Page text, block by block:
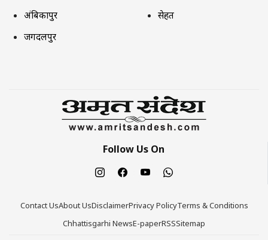
अंबिकापुर
जगदलपुर
सेहत
Follow Us On
Contact UsAbout UsDisclaimerPrivacy PolicyTerms & Conditions
Chhattisgarhi NewsE-paperRSSSitemap